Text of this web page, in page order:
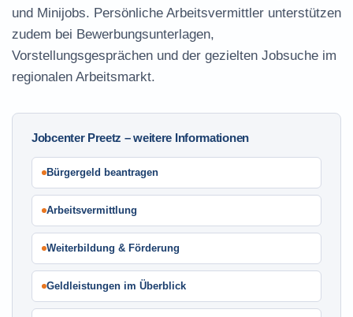
und Minijobs. Persönliche Arbeitsvermittler unterstützen
zudem bei Bewerbungsunterlagen,
Vorstellungsgesprächen und der gezielten Jobsuche im
regionalen Arbeitsmarkt.
Jobcenter Preetz – weitere Informationen
Bürgergeld beantragen
Arbeitsvermittlung
Weiterbildung & Förderung
Geldleistungen im Überblick